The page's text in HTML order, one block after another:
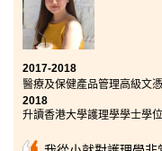
2017-2018
醫療及保健產品管理高級文
2018
升讀香港大學護理學學士學位